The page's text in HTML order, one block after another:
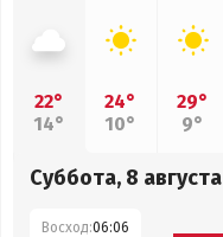
22°
14°
24°
10°
29°
9°
Суббота, 8 августа
Восход:06:06